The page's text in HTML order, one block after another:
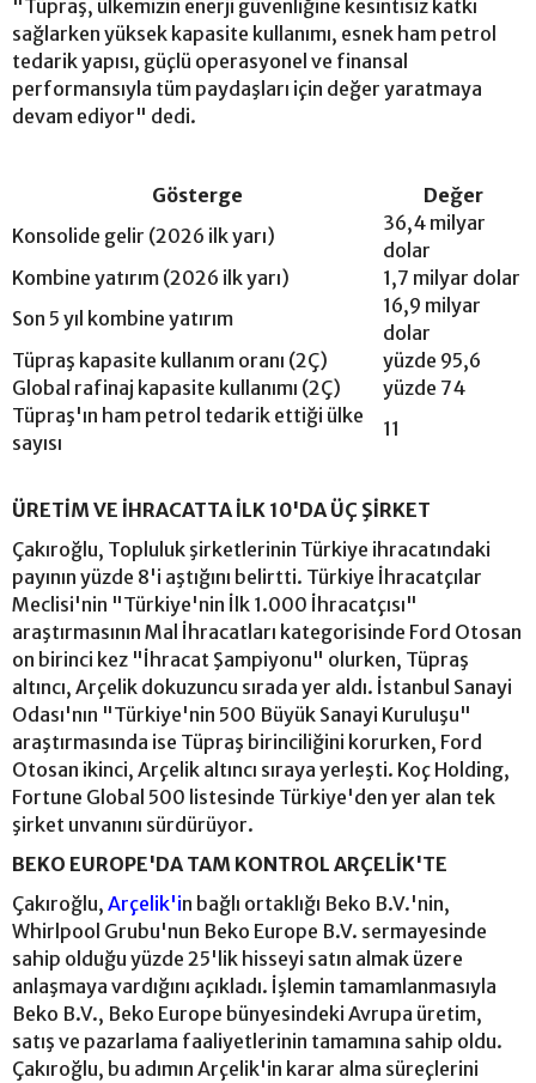
"Tüpraş, ülkemizin enerji güvenliğine kesintisiz katkı
sağlarken yüksek kapasite kullanımı, esnek ham petrol
tedarik yapısı, güçlü operasyonel ve finansal
performansıyla tüm paydaşları için değer yaratmaya
devam ediyor" dedi.
Gösterge
Değer
Konsolide gelir (2026 ilk yarı)
36,4 milyar
dolar
Kombine yatırım (2026 ilk yarı)
1,7 milyar dolar
Son 5 yıl kombine yatırım
16,9 milyar
dolar
Tüpraş kapasite kullanım oranı (2Ç)
yüzde 95,6
Global rafinaj kapasite kullanımı (2Ç)
yüzde 74
Tüpraş'ın ham petrol tedarik ettiği ülke
sayısı
11
ÜRETİM VE İHRACATTA İLK 10'DA ÜÇ ŞİRKET
Çakıroğlu, Topluluk şirketlerinin Türkiye ihracatındaki
payının yüzde 8'i aştığını belirtti. Türkiye İhracatçılar
Meclisi'nin "Türkiye'nin İlk 1.000 İhracatçısı"
araştırmasının Mal İhracatları kategorisinde Ford Otosan
on birinci kez "İhracat Şampiyonu" olurken, Tüpraş
altıncı, Arçelik dokuzuncu sırada yer aldı. İstanbul Sanayi
Odası'nın "Türkiye'nin 500 Büyük Sanayi Kuruluşu"
araştırmasında ise Tüpraş birinciliğini korurken, Ford
Otosan ikinci, Arçelik altıncı sıraya yerleşti. Koç Holding,
Fortune Global 500 listesinde Türkiye'den yer alan tek
şirket unvanını sürdürüyor.
BEKO EUROPE'DA TAM KONTROL ARÇELİK'TE
Çakıroğlu, Arçelik'in bağlı ortaklığı Beko B.V.'nin,
Whirlpool Grubu'nun Beko Europe B.V. sermayesinde
sahip olduğu yüzde 25'lik hisseyi satın almak üzere
anlaşmaya vardığını açıkladı. İşlemin tamamlanmasıyla
Beko B.V., Beko Europe bünyesindeki Avrupa üretim,
satış ve pazarlama faaliyetlerinin tamamına sahip oldu.
Çakıroğlu, bu adımın Arçelik'in karar alma süreçlerini